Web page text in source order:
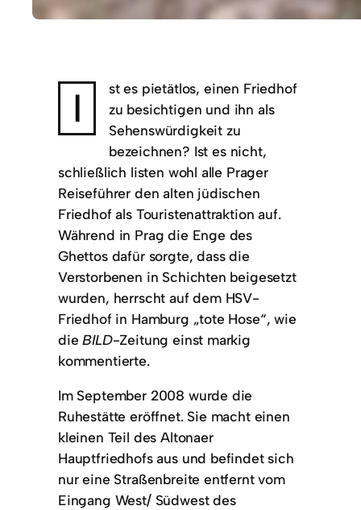
I
st es pietätlos, einen Friedhof
zu besichtigen und ihn als
Sehenswürdigkeit zu
bezeichnen? Ist es nicht,
schließlich listen wohl alle Prager
Reiseführer den alten jüdischen
Friedhof als Touristenattraktion auf.
Während in Prag die Enge des
Ghettos dafür sorgte, dass die
Verstorbenen in Schichten beigesetzt
wurden, herrscht auf dem HSV-
Friedhof in Hamburg „tote Hose“, wie
dieBILD-Zeitung einst markig
kommentierte.
Im September 2008 wurde die
Ruhestätte eröffnet. Sie macht einen
kleinen Teil des Altonaer
Hauptfriedhofs aus und befindet sich
nur eine Straßenbreite entfernt vom
Eingang West/ Südwest des